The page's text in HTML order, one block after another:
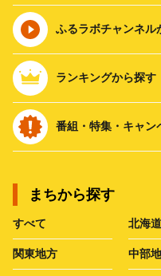
ふるラボチャンネル
ランキングから探す
番組・特集・キャン
まちから探す
すべて 北海道
関東地方 中部